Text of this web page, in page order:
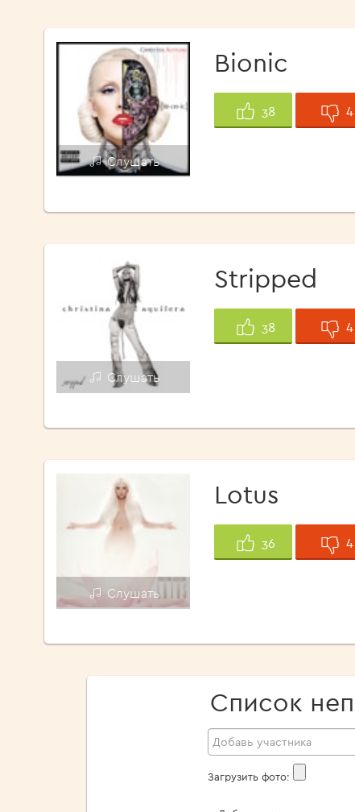
Слушать
Bionic
38 4
Слушать
Stripped
38 4
Слушать
Lotus
36 4
Список
Загрузить фото: